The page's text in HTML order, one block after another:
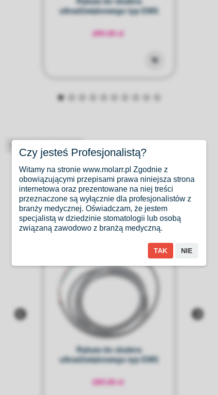
ultradźwiękowego typ EMS
289,00 zł
Produkty Podobne
Rękaw do skalera
ultradźwiękowego typ EMS
289,00 zł
Czy jesteś Profesjonalistą?
Witamy na stronie www.molarr.pl Zgodnie z
obowiązującymi przepisami prawa niniejsza strona
internetowa oraz prezentowane na niej treści
przeznaczone są wyłącznie dla profesjonalistów z
branży medycznej. Oświadczam, że jestem
specjalistą w dziedzinie stomatologii lub osobą
związaną zawodowo z branżą medyczną.
TAK NIE